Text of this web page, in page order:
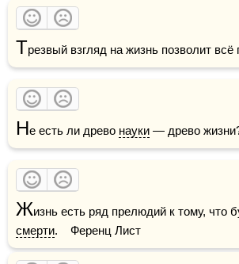
Трезвый взгляд на жизнь позволит всё
Не есть ли древо науки — древо
Ж
смерти.    Ференц Лист